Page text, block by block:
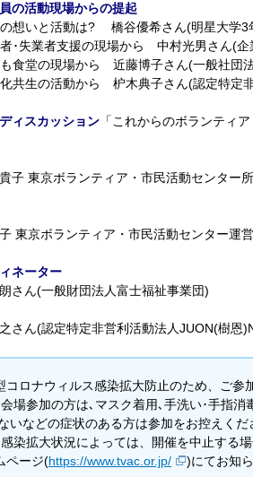
の活動現場からの提起
想いと活動は? 橋谷優希さん(明星大学3
･失業者支援の現場から 中村光男さん(企
食堂の現場から 近藤博子さん(一般社団
共生の活動から 枦木典子さん(認定特定
ィスカッション 「これからのボランティア
子 東京ボランティア・市民活動センター
東京ボランティア・市民活動センター運
ネーター
さん(一般財団法人富士福祉事業団)
さん(認定特定非営利活動法人JUON(樹恩
コロナウィルス感染拡大防止のため、ご
場参加の方は､マスク着用､手洗い･手指
いなどの症状のある方は参加をお控えく
染拡大状況によっては、開催を中止する
ページ(https://www.tvac.or.jp/ )にてお知